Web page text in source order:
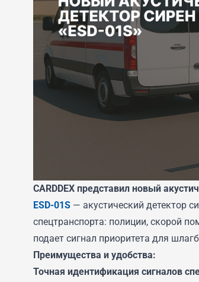
CARDDEX представил новый
ESD-01S — акустический детектор
спецтранспорта: полиции, скорой
подает сигнал приоритета для
Преимущества и удобства:
Точная идентификация сигналов